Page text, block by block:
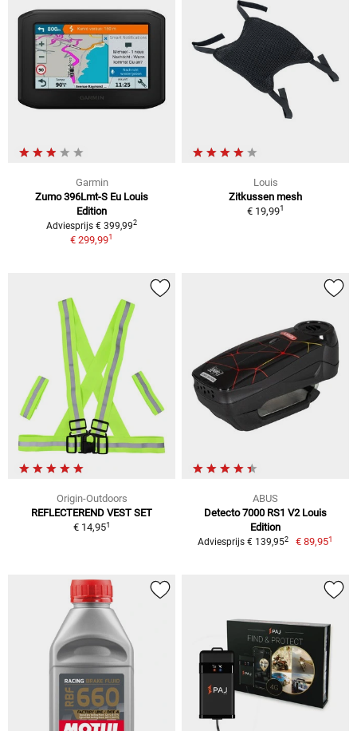
Garmin
Zumo 396Lmt-S Eu Louis
Edition
Adviesprijs € 399,992
€ 299,991
Louis
Zitkussen mesh
€ 19,991
Origin-Outdoors
REFLECTEREND VEST SET
€ 14,951
ABUS
Detecto 7000 RS1 V2 Louis
Edition
Adviesprijs € 139,952 € 89,951